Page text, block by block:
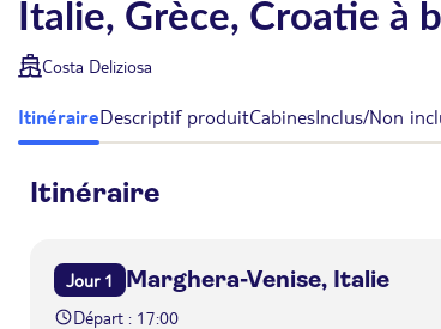
Italie, Grèce, Croatie à
Costa Deliziosa
ItinéraireDescriptif produitCabinesInclus/Non
Itinéraire
Jour 1 Marghera-Venise, Italie
Départ : 17:00